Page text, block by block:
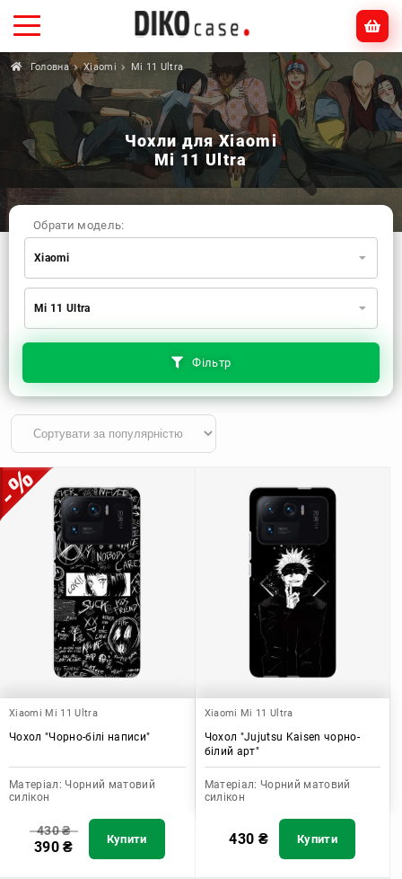
Головна Xiaomi Mi 11 Ultra
Чохли для Xiaomi
Mi 11 Ultra
Фільтр
Обрати модель:
Xiaomi
Xiaomi
Apple
Huawei
Realme
TECNO
ZTE
OnePlus
Motorola
Mi 11 Ultra
Xiaomi Mi 11 Ultra
Чохол "Чорно-білі написи"
Матеріал: Чорний матовий
силікон
430₴
390₴ Купити
Xiaomi Mi 11 Ultra
Чохол "Jujutsu Kaisen чорно-
білий арт"
Матеріал: Чорний матовий
силікон
430 ₴ Купити